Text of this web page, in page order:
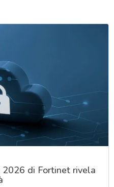
di Fortinet rivela